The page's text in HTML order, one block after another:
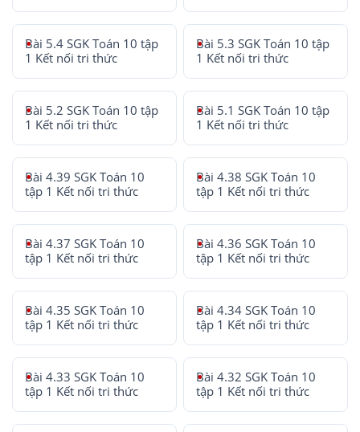
Bài 5.4 SGK Toán 10 tập
1 Kết nối tri thức
Bài 5.3 SGK Toán 10 tập
1 Kết nối tri thức
Bài 5.2 SGK Toán 10 tập
1 Kết nối tri thức
Bài 5.1 SGK Toán 10 tập
1 Kết nối tri thức
Bài 4.39 SGK Toán 10
tập 1 Kết nối tri thức
Bài 4.38 SGK Toán 10
tập 1 Kết nối tri thức
Bài 4.37 SGK Toán 10
tập 1 Kết nối tri thức
Bài 4.36 SGK Toán 10
tập 1 Kết nối tri thức
Bài 4.35 SGK Toán 10
tập 1 Kết nối tri thức
Bài 4.34 SGK Toán 10
tập 1 Kết nối tri thức
Bài 4.33 SGK Toán 10
tập 1 Kết nối tri thức
Bài 4.32 SGK Toán 10
tập 1 Kết nối tri thức